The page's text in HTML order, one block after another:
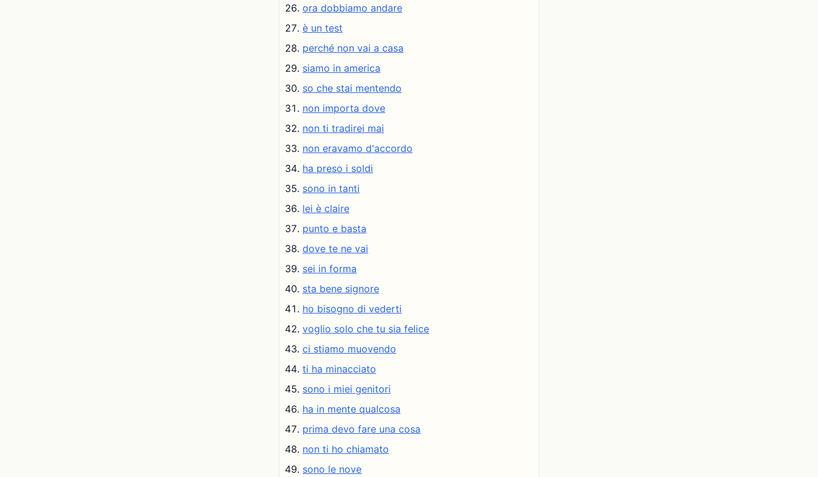
ora dobbiamo andare
è un test
perché non vai a casa
siamo in america
so che stai mentendo
non importa dove
non ti tradirei mai
non eravamo d'accordo
ha preso i soldi
sono in tanti
lei è claire
punto e basta
dove te ne vai
sei in forma
sta bene signore
ho bisogno di vederti
voglio solo che tu sia felice
ci stiamo muovendo
ti ha minacciato
sono i miei genitori
ha in mente qualcosa
prima devo fare una cosa
non ti ho chiamato
sono le nove